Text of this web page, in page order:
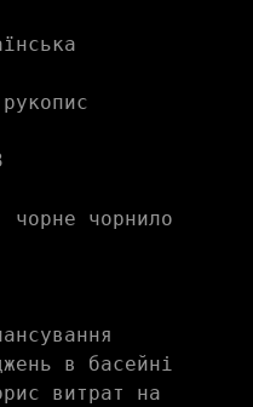
рукопис
чорне чорнило
в басейні
витрат на